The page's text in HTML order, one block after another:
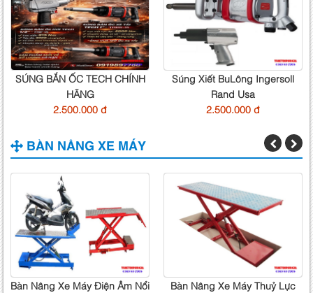
SÚNG BẮN ỐC TECH CHÍNH
HÃNG
2.500.000 đ
Súng Xiết BuLông Ingersoll
Rand Usa
2.500.000 đ
BÀN NÂNG XE MÁY
Bàn Nâng Xe Máy Điện Âm Nổi
Bàn Nâng Xe Máy Thuỷ Lực